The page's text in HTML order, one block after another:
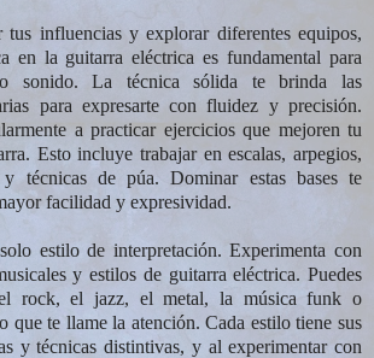
tus influencias y explorar diferentes equipos,
en la guitarra eléctrica es fundamental para
sonido. La técnica sólida te brinda las
para expresarte con fluidez y precisión.
a practicar ejercicios que mejoren tu
Esto incluye trabajar en escalas, arpegios,
y técnicas de púa. Dominar estas bases te
facilidad y expresividad.
estilo de interpretación. Experimenta con
y estilos de guitarra eléctrica. Puedes
rock, el jazz, el metal, la música funk o
que te llame la atención. Cada estilo tiene sus
y técnicas distintivas, y al experimentar con